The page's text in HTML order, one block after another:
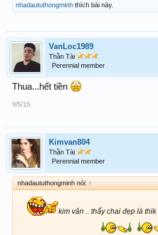
nhadaututhongminh thích bài này.
VanLoc1989
Thần Tài
Perennial member
Thua...hết tiền
9/5/15
Kimvan804
Thần Tài
Perennial member
nhadaututhongminh nói: ↑
kim vân .. thấy chai đẹp là